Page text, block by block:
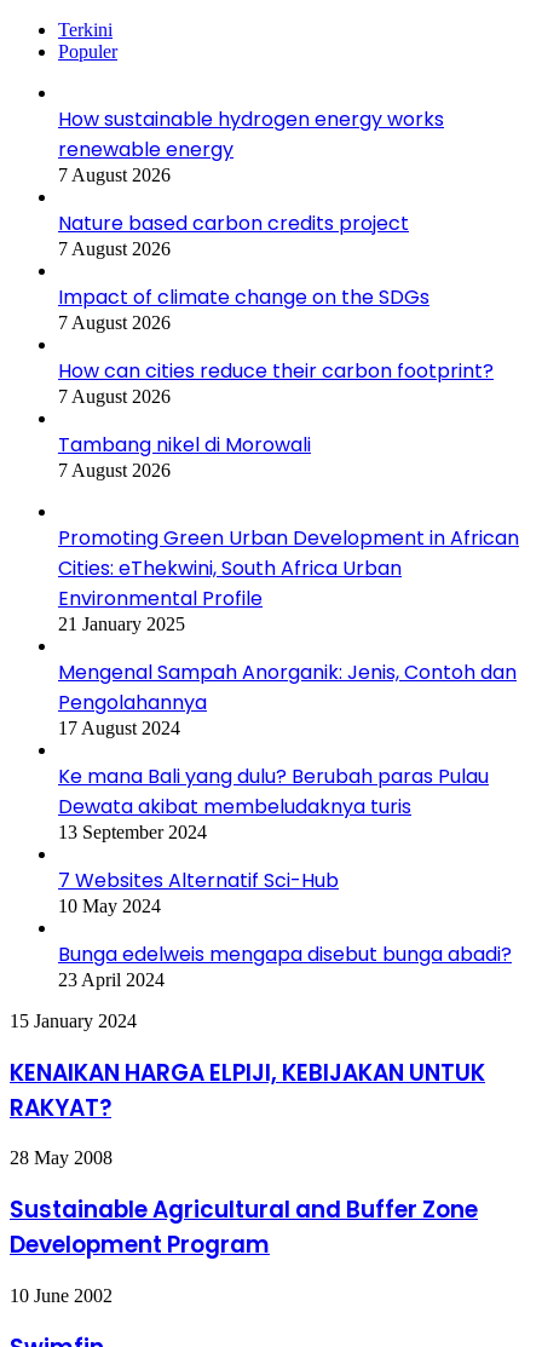
Terkini
Populer
How sustainable hydrogen energy works
renewable energy
7 August 2026
Nature based carbon credits project
7 August 2026
Impact of climate change on the SDGs
7 August 2026
How can cities reduce their carbon footprint?
7 August 2026
Tambang nikel di Morowali
7 August 2026
Promoting Green Urban Development in African
Cities: eThekwini, South Africa Urban
Environmental Profile
21 January 2025
Mengenal Sampah Anorganik: Jenis, Contoh dan
Pengolahannya
17 August 2024
Ke mana Bali yang dulu? Berubah paras Pulau
Dewata akibat membeludaknya turis
13 September 2024
7 Websites Alternatif Sci-Hub
10 May 2024
Bunga edelweis mengapa disebut bunga abadi?
23 April 2024
KENAIKAN
ELPIJI,
KEBIJAKAN
UNTUK
15 January 2024
KENAIKAN HARGA ELPIJI, KEBIJAKAN UNTUK
RAKYAT?
Sustainable
and
Buffer
Zone
Development
Program
28 May 2008
Sustainable Agricultural and Buffer Zone
Development Program
Swimfin
10 June 2002